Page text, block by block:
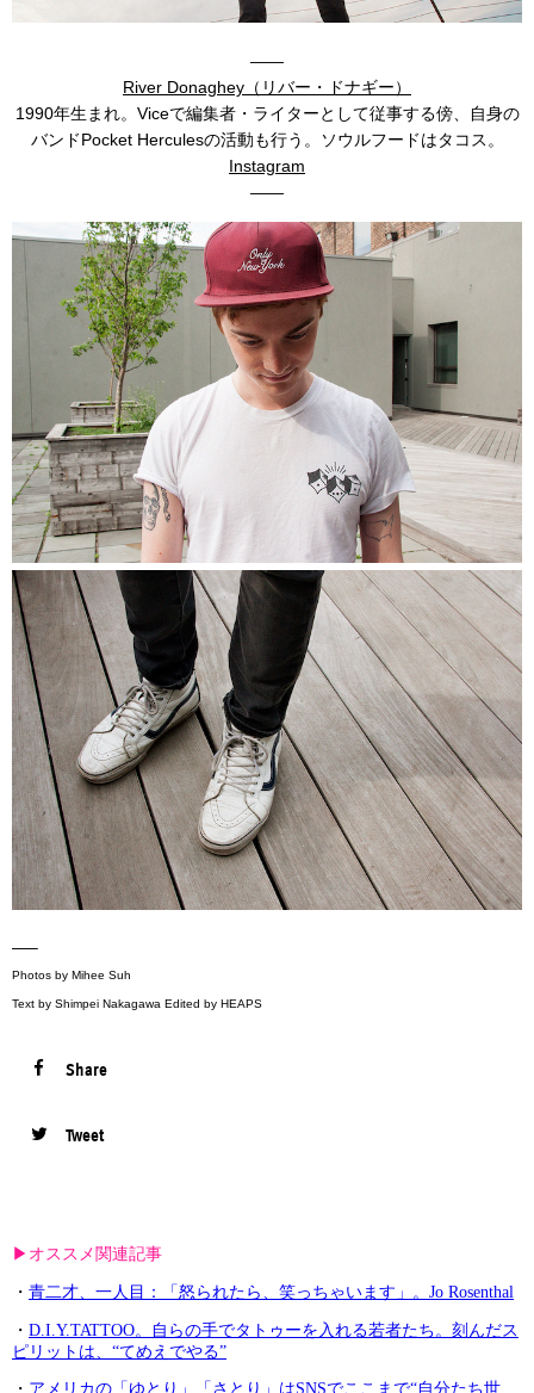
——
River Donaghey（リバー・ドナギー）
1990年生まれ。Viceで編集者・ライターとして従事する傍、自身の
バンドPocket Herculesの活動も行う。ソウルフードはタコス。
Instagram
——
—–
Photos by Mihee Suh
Text by Shimpei Nakagawa Edited by HEAPS
Share
Tweet
▶︎オススメ関連記事
・ 青二才、一人目：「怒られたら、笑っちゃいます」。Jo Rosenthal
・ D.I.Y.TATTOO。自らの手でタトゥーを入れる若者たち。刻んだス
ピリットは、“てめえでやる”
・ アメリカの「ゆとり」「さとり」はSNSでここまで“自分たち世